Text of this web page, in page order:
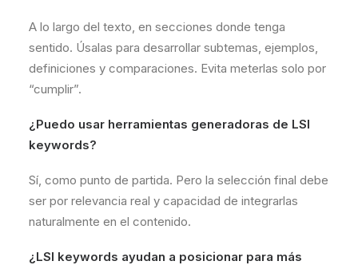
A lo largo del texto, en secciones donde tenga
sentido. Úsalas para desarrollar subtemas, ejemplos,
definiciones y comparaciones. Evita meterlas solo por
“cumplir”.
¿Puedo usar herramientas generadoras de LSI
keywords?
Sí, como punto de partida. Pero la selección final debe
ser por relevancia real y capacidad de integrarlas
naturalmente en el contenido.
¿LSI keywords ayudan a posicionar para más